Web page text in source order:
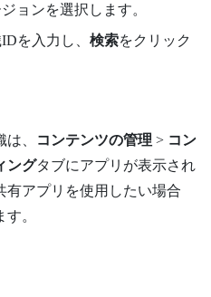
ョンを選択します。
を入力し、 検索をクリック
、 コンテンツの管理 > コン
ングタブにアプリが表示され
有アプリを使用したい場合
。